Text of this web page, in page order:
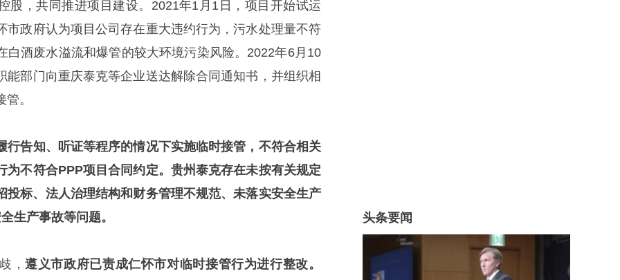
股，共同推进项目建设。2021年1月1日，项目开始试运
市政府认为项目公司存在重大违约行为，污水处理量不符
白酒废水溢流和爆管的较大环境污染风险。2022年6月10
能部门向重庆泰克等企业送达解除合同通知书，并组织相
。
行告知、听证等程序的情况下实施临时接管，不符合相关
为不符合PPP项目合同约定。贵州泰克存在未按有关规定
投标、法人治理结构和财务管理不规范、未落实安全生产
生产事故等问题。
，遵义市政府已责成仁怀市对临时接管行为进行整改。
头条要闻